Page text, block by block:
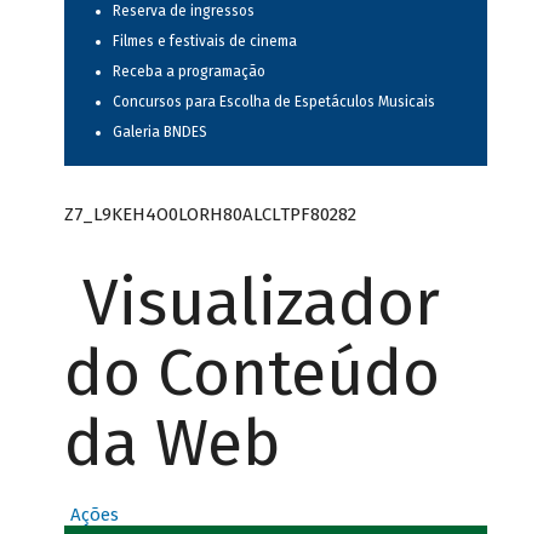
Reserva de ingressos
Filmes e festivais de cinema
Receba a programação
Concursos para Escolha de Espetáculos Musicais
Galeria BNDES
Z7_L9KEH4O0LORH80ALCLTPF80282
Visualizador
do Conteúdo
da Web
Ações